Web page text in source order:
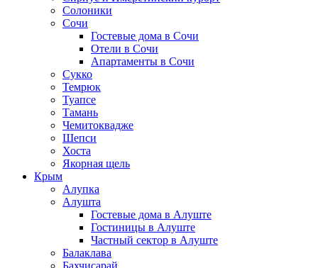
Солоники
Сочи
Гостевые дома в Сочи
Отели в Сочи
Апартаменты в Сочи
Сукко
Темрюк
Туапсе
Тамань
Чемитоквадже
Шепси
Хоста
Якорная щель
Крым
Алупка
Алушта
Гостевые дома в Алуште
Гостиницы в Алуште
Частный сектор в Алуште
Балаклава
Бахчисарай